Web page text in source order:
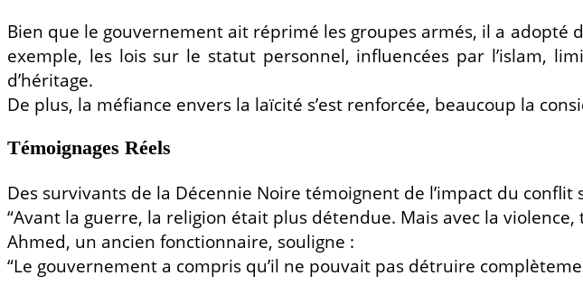
Bien que le gouvernement ait réprimé les groupes armés, il a adopté
exemple, les lois sur le statut personnel, influencées par l’islam,
d’héritage.
De plus, la méfiance envers la laïcité s’est renforcée, beaucoup la
Témoignages Réels
Des survivants de la Décennie Noire témoignent de l’impact du
“Avant la guerre, la religion était plus détendue. Mais avec la
Ahmed, un ancien fonctionnaire, souligne :
“Le gouvernement a compris qu’il ne pouvait pas détruire